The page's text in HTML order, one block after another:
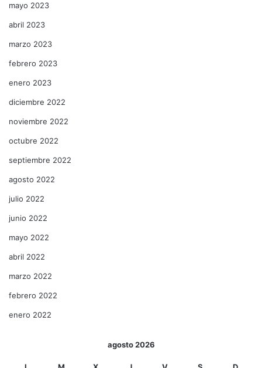
mayo 2023
abril 2023
marzo 2023
febrero 2023
enero 2023
diciembre 2022
noviembre 2022
octubre 2022
septiembre 2022
agosto 2022
julio 2022
junio 2022
mayo 2022
abril 2022
marzo 2022
febrero 2022
enero 2022
agosto 2026